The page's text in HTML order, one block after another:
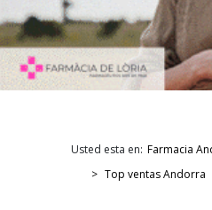
Usted esta en: Farmacia
Top ventas Andorra